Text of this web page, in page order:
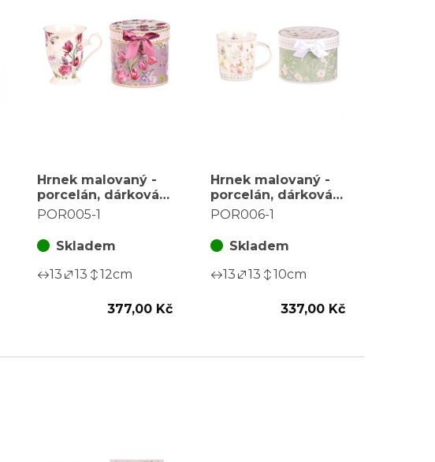
Hrnek malovaný -
porcelán, dárková
dóza, motiv květin
POR005-1
Skladem
13
13 12cm
377,00 Kč
Hrnek malovaný -
porcelán, dárková
dóza, motiv
POR006-1
Skladem
13
13 10cm
337,00 Kč